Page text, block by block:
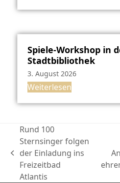
Spiele-Workshop in
Stadtbibliothek
3. August 2026
Weiterlesen
vorheriger
Beitrag:
Rund 100
Sternsinger folgen
der Einladung ins
Freizeitbad
Atlantis